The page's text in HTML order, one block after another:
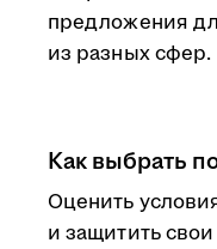
предложения
из разных сфер.
Как выбрать
Оценить
и защитить